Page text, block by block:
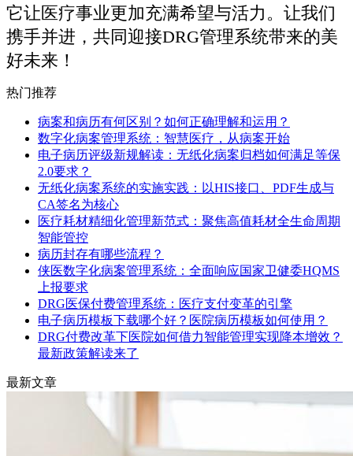
它让医疗事业更加充满希望与活力。让我们
携手并进，共同迎接DRG管理系统带来的美
好未来！
热门推荐
病案和病历有何区别？如何正确理解和运用？
数字化病案管理系统：智慧医疗，从病案开始
电子病历评级新规解读：无纸化病案归档如何满足等保
2.0要求？
无纸化病案系统的实施实践：以HIS接口、PDF生成与
CA签名为核心
医疗耗材精细化管理新范式：聚焦高值耗材全生命周期
智能管控
病历封存有哪些流程？
侠医数字化病案管理系统：全面响应国家卫健委HQMS
上报要求
DRG医保付费管理系统：医疗支付变革的引擎
电子病历模板下载哪个好？医院病历模板如何使用？
DRG付费改革下医院如何借力智能管理实现降本增效？
最新政策解读来了
最新文章